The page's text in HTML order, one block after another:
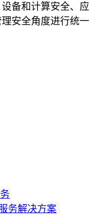
备和计算安全、应
安全角度进行统一
务解决方案